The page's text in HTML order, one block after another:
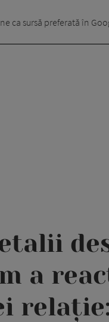
ca sursă preferată în
a
relație: